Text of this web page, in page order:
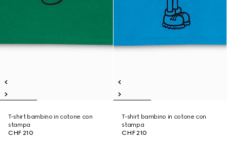
T-shirt bambino in cotone con
stampa
CHF 210
T-shirt bambino in cotone con
stampa
CHF 210